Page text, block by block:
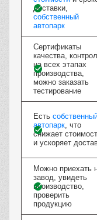
доставки,
собственный
автопарк
Сертификаты
качества,
на всех этапах
производства,
можно заказать
тестирование
Есть
автопарк, что
снижает
и ускоряет
Можно приехать
завод, увидеть
производство,
проверить
продукцию